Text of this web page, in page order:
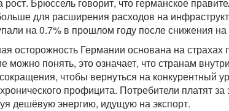
для расширения расходов на
на 0.7% в прошлом году после снижения
осторожность Германии основана на страхах
можно понять, это означает, что странам
чтобы вернуться на конкурентный
профицита. Потребители платят
дешёвую энергию, идущую на экспорт.